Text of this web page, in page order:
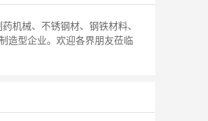
机械、不锈钢材、钢铁材料、
造型企业。欢迎各界朋友莅临